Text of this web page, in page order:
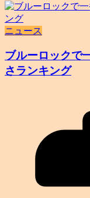
ニュース
ブルーロックで
さランキング